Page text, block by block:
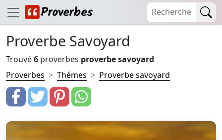
Proverbe Savoyard
Trouvé6 proverbes proverbe savoyard
Proverbes
Thémes Proverbe savoyard